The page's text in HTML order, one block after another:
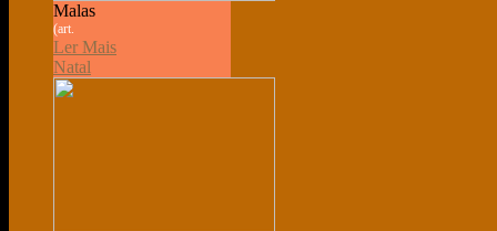
Malas
(art.
Ler Mais
Natal